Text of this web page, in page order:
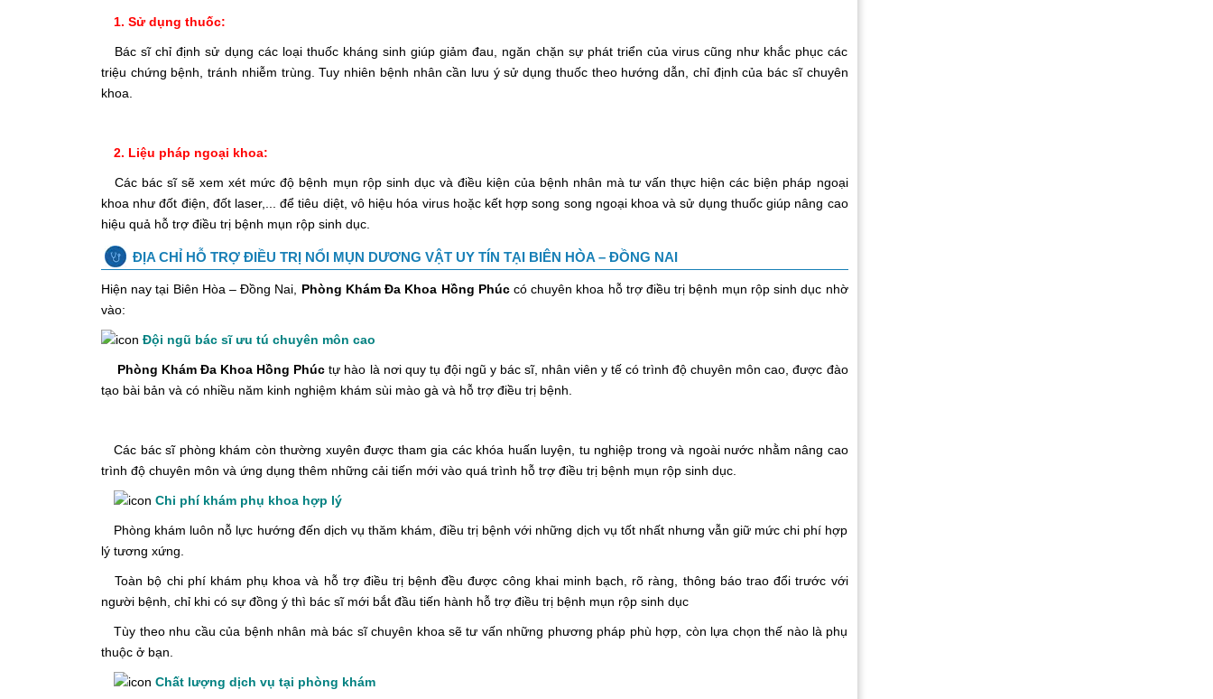
1. Sử dụng thuốc:
Bác sĩ chỉ định sử dụng các loại thuốc kháng sinh giúp giảm đau, ngăn chặn sự phát triển của virus cũng như khắc phục các
triệu chứng bệnh, tránh nhiễm trùng. Tuy nhiên bệnh nhân cần lưu ý sử dụng thuốc theo hướng dẫn, chỉ định của bác sĩ chuyên
khoa.
2. Liệu pháp ngoại khoa:
Các bác sĩ sẽ xem xét mức độ bệnh mụn rộp sinh dục và điều kiện của bệnh nhân mà tư vấn thực hiện các biện pháp ngoại
khoa như đốt điện, đốt laser,... để tiêu diệt, vô hiệu hóa virus hoặc kết hợp song song ngoại khoa và sử dụng thuốc giúp nâng cao
hiệu quả hỗ trợ điều trị bệnh mụn rộp sinh dục.
ĐỊA CHỈ HỖ TRỢ ĐIỀU TRỊ NỔI MỤN DƯƠNG VẬT UY TÍN TẠI BIÊN HÒA – ĐỒNG NAI
Hiện nay tại Biên Hòa – Đồng Nai, Phòng Khám Đa Khoa Hồng Phúc có chuyên khoa hỗ trợ điều trị bệnh mụn rộp sinh dục nhờ
vào:
Đội ngũ bác sĩ ưu tú chuyên môn cao
Phòng Khám Đa Khoa Hồng Phúc tự hào là nơi quy tụ đội ngũ y bác sĩ, nhân viên y tế có trình độ chuyên môn cao, được đào
tạo bài bản và có nhiều năm kinh nghiệm khám sùi mào gà và hỗ trợ điều trị bệnh.
Các bác sĩ phòng khám còn thường xuyên được tham gia các khóa huấn luyện, tu nghiệp trong và ngoài nước nhằm nâng cao
trình độ chuyên môn và ứng dụng thêm những cải tiến mới vào quá trình hỗ trợ điều trị bệnh mụn rộp sinh dục.
Chi phí khám phụ khoa hợp lý
Phòng khám luôn nỗ lực hướng đến dịch vụ thăm khám, điều trị bệnh với những dịch vụ tốt nhất nhưng vẫn giữ mức chi phí hợp
lý tương xứng.
Toàn bộ chi phí khám phụ khoa và hỗ trợ điều trị bệnh đều được công khai minh bạch, rõ ràng, thông báo trao đổi trước với
người bệnh, chỉ khi có sự đồng ý thì bác sĩ mới bắt đầu tiến hành hỗ trợ điều trị bệnh mụn rộp sinh dục
Tùy theo nhu cầu của bệnh nhân mà bác sĩ chuyên khoa sẽ tư vấn những phương pháp phù hợp, còn lựa chọn thế nào là phụ
thuộc ở bạn.
Chất lượng dịch vụ tại phòng khám